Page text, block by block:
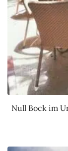
Null Bock im